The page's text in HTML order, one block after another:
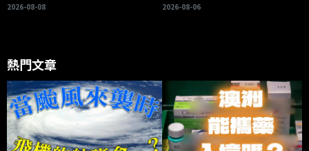
2026-08-08
2026-08-06
熱門文章